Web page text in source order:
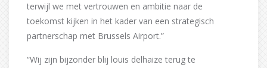
terwijl we met vertrouwen en ambitie naar de
toekomst kijken in het kader van een strategisch
partnerschap met Brussels Airport.”
“Wij zijn bijzonder blij louis delhaize terug te